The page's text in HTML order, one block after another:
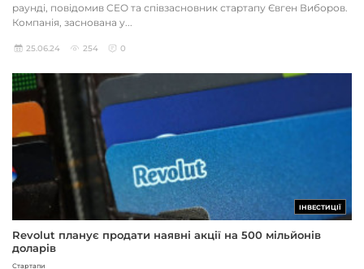
раунді, повідомив CEO та співзасновник стартапу Євген Виборов.
Компанія, заснована у...
25.06.24 254 0
ІНВЕСТИЦІЇ
Revolut планує продати наявні акції на 500 мільйонів
доларів
Стартапи